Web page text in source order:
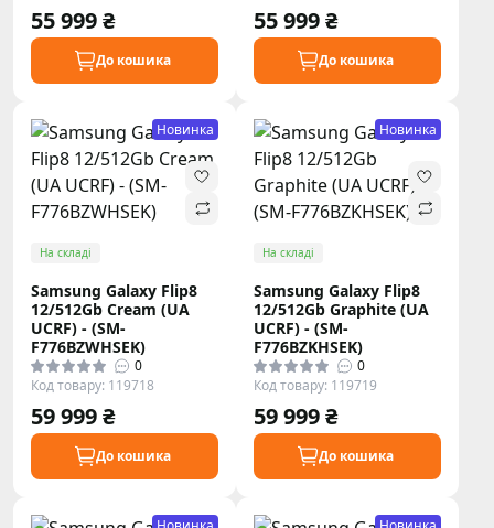
55 999 ₴
До кошика
55 999 ₴
До кошика
Новинка
На складі
Samsung Galaxy Flip8
12/512Gb Cream (UA
UCRF) - (SM-
F776BZWHSEK)
0
Код товару: 119718
59 999 ₴
До кошика
Новинка
На складі
Samsung Galaxy Flip8
12/512Gb Graphite (UA
UCRF) - (SM-
F776BZKHSEK)
0
Код товару: 119719
59 999 ₴
До кошика